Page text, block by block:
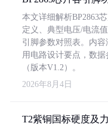
本文详细解析BP2863
定义、典型电压/电流
引脚参数对照表。内
用电路设计要点，数
（版本V1.2）。
2026年8月4日
T2紫铜国标硬度及